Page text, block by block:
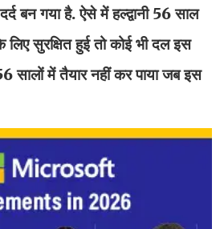
बन गया है. ऐसे में हल्द्वानी 56 साल
लिए सुरक्षित हुई तो कोई भी दल इस
सालों में तैयार नहीं कर पाया जब इस